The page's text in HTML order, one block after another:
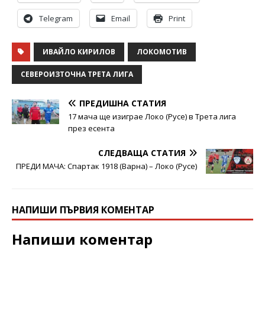
Telegram Email Print
ИВАЙЛО КИРИЛОВ ЛОКОМОТИВ
СЕВЕРОИЗТОЧНА ТРЕТА ЛИГА
ПРЕДИШНА СТАТИЯ
17 мача ще изиграе Локо (Русе) в Трета лига
през есента
СЛЕДВАЩА СТАТИЯ
ПРЕДИ МАЧА: Спартак 1918 (Варна) – Локо (Русе)
НАПИШИ ПЪРВИЯ КОМЕНТАР
Напиши коментар